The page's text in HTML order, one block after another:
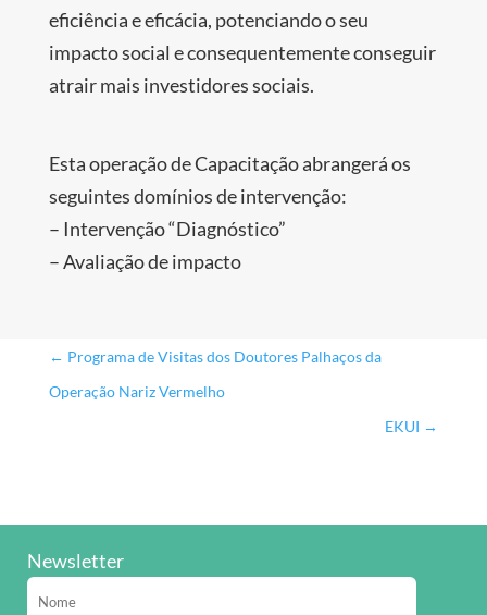
eficiência e eficácia, potenciando o seu
impacto social e consequentemente conseguir
atrair mais investidores sociais.
Esta operação de Capacitação abrangerá os
seguintes domínios de intervenção:
– Intervenção “Diagnóstico”
– Avaliação de impacto
← Programa de Visitas dos Doutores Palhaços da
Operação Nariz Vermelho
EKUI →
Newsletter